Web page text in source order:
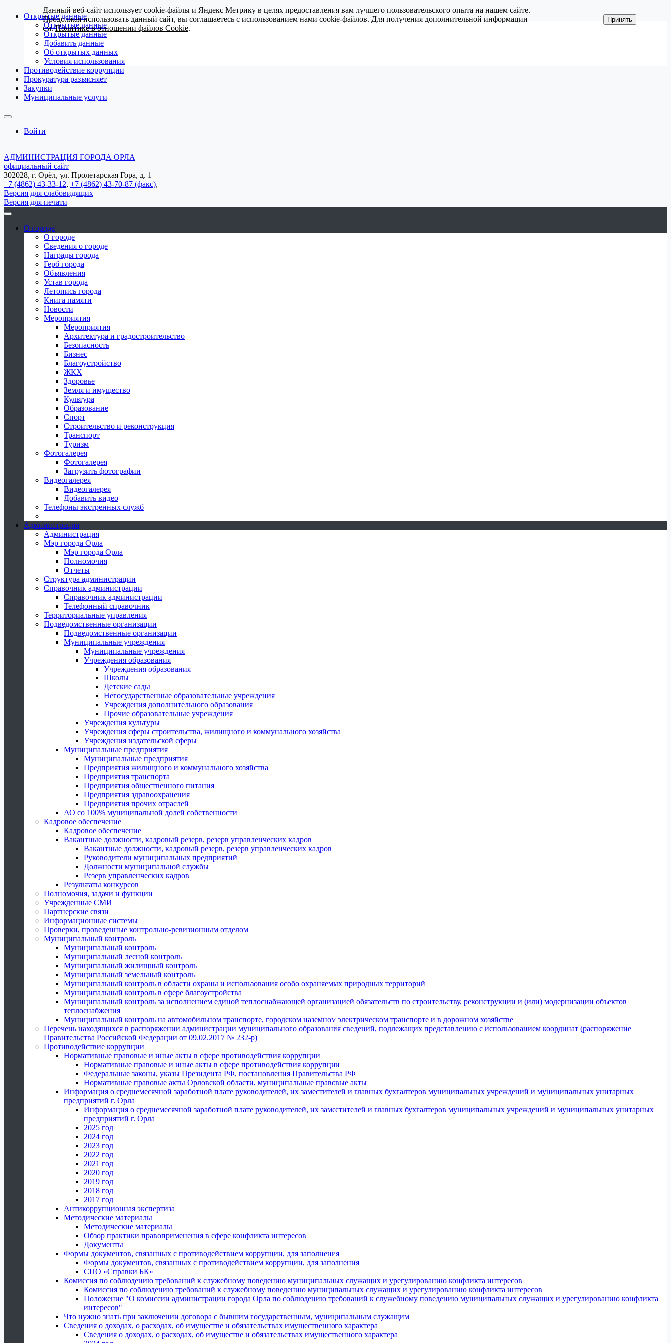
Открытые данные
Открытые данные
Открытые данные
Добавить данные
Об открытых данных
Условия использования
Противодействие коррупции
Прокуратура разъясняет
Закупки
Муниципальные услуги
Войти
АДМИНИСТРАЦИЯ ГОРОДА ОРЛА
официальный сайт
302028, г. Орёл, ул. Пролетарская Гора, д. 1
+7 (4862) 43-33-12, +7 (4862) 43-70-87 (факс),
Версия для слабовидящих
Версия для печати
О городе
О городе
Сведения о городе
Награды города
Герб города
Объявления
Устав города
Летопись города
Книга памяти
Новости
Мероприятия
Мероприятия
Архитектура и градостроительство
Безопасность
Бизнес
Благоустройство
ЖКХ
Здоровье
Земля и имущество
Культура
Образование
Спорт
Строительство и реконструкция
Транспорт
Туризм
Фотогалерея
Фотогалерея
Загрузить фотографии
Видеогалерея
Видеогалерея
Добавить видео
Телефоны экстренных служб
Администрация
Администрация
Мэр города Орла
Мэр города Орла
Полномочия
Отчеты
Структура администрации
Справочник администрации
Справочник администрации
Телефонный справочник
Территориальные управления
Подведомственные организации
Подведомственные организации
Муниципальные учреждения
Муниципальные учреждения
Учреждения образования
Учреждения образования
Школы
Детские сады
Негосударственные образовательные учреждения
Учреждения дополнительного образования
Прочие образовательные учреждения
Учреждения культуры
Учреждения сферы строительства, жилищного и коммунального хозяйства
Учреждения издательской сферы
Муниципальные предприятия
Муниципальные предприятия
Предприятия жилищного и коммунального хозяйства
Предприятия транспорта
Предприятия общественного питания
Предприятия здравоохранения
Предприятия прочих отраслей
АО со 100% муниципальной долей собственности
Кадровое обеспечение
Кадровое обеспечение
Вакантные должности, кадровый резерв, резерв управленческих кадров
Вакантные должности, кадровый резерв, резерв управленческих кадров
Руководители муниципальных предприятий
Должности муниципальной службы
Резерв управленческих кадров
Результаты конкурсов
Полномочия, задачи и функции
Учрежденные СМИ
Партнерские связи
Информационные системы
Проверки, проведенные контрольно-ревизионным отделом
Муниципальный контроль
Муниципальный контроль
Муниципальный лесной контроль
Муниципальный жилищный контроль
Муниципальный земельный контроль
Муниципальный контроль в области охраны и использования особо охраняемых природных территорий
Муниципальный контроль в сфере благоустройства
Муниципальный контроль за исполнением единой теплоснабжающей организацией обязательств по строительству, реконструкции и (или) модернизации объектов
теплоснабжения
Муниципальный контроль на автомобильном транспорте, городском наземном электрическом транспорте и в дорожном хозяйстве
Перечень находящихся в распоряжении администрации муниципального образования сведений, подлежащих представлению с использованием координат (распоряжение
Правительства Российской Федерации от 09.02.2017 № 232-р)
Противодействие коррупции
Нормативные правовые и иные акты в сфере противодействия коррупции
Нормативные правовые и иные акты в сфере противодействия коррупции
Федеральные законы, указы Президента РФ, постановления Правительства РФ
Нормативные правовые акты Орловской области, муниципальные правовые акты
Информация о среднемесячной заработной плате руководителей, их заместителей и главных бухгалтеров муниципальных учреждений и муниципальных унитарных
предприятий г. Орла
Информация о среднемесячной заработной плате руководителей, их заместителей и главных бухгалтеров муниципальных учреждений и муниципальных унитарных
предприятий г. Орла
2025 год
2024 год
2023 год
2022 год
2021 год
2020 год
2019 год
2018 год
2017 год
Антикоррупционная экспертиза
Методические материалы
Методические материалы
Обзор практики правоприменения в сфере конфликта интересов
Документы
Формы документов, связанных с противодействием коррупции, для заполнения
Формы документов, связанных с противодействием коррупции, для заполнения
СПО «Справки БК»
Комиссия по соблюдению требований к служебному поведению муниципальных служащих и урегулированию конфликта интересов
Комиссия по соблюдению требований к служебному поведению муниципальных служащих и урегулированию конфликта интересов
Положение "О комиссии администрации города Орла по соблюдению требований к служебному поведению муниципальных служащих и урегулированию конфликта
интересов"
Что нужно знать при заключении договора с бывшим государственным, муниципальным служащим
Сведения о доходах, о расходах, об имуществе и обязательствах имущественного характера
Сведения о доходах, о расходах, об имуществе и обязательствах имущественного характера
Данный веб-сайт использует cookie-файлы и Яндекс Метрику в целях предоставления вам лучшего пользовательского опыта на нашем сайте.
Продолжая использовать данный сайт, вы соглашаетесь с использованием нами cookie-файлов. Для получения дополнительной информации
см.Политике в отношении файлов Cookie.
Принять